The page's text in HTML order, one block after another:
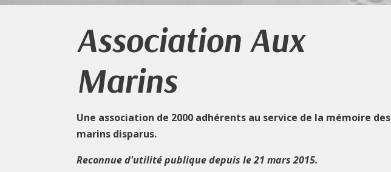
Association Aux
Marins
Une association de 2000 adhérents au service de la mémoire des
marins disparus.
Reconnue d'utilité publique depuis le 21 mars 2015.